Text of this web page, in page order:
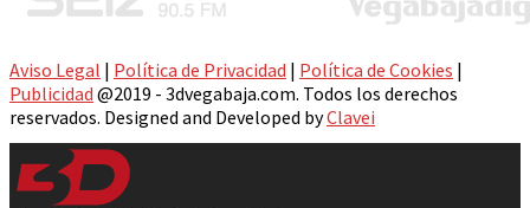
Aviso Legal | Política de Privacidad | Política de Cookies |
Publicidad @2019 - 3dvegabaja.com. Todos los derechos
reservados. Designed and Developed byClavei